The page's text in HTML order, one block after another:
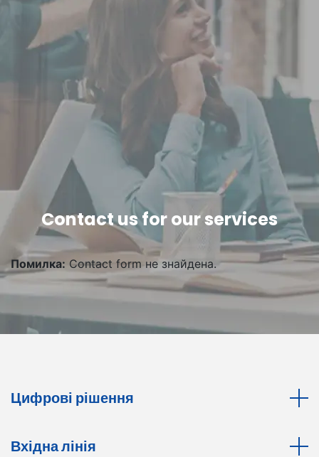
Contact us for our services
Помилка: Contact form не знайдена.
Цифрові рішення
Вхідна лінія